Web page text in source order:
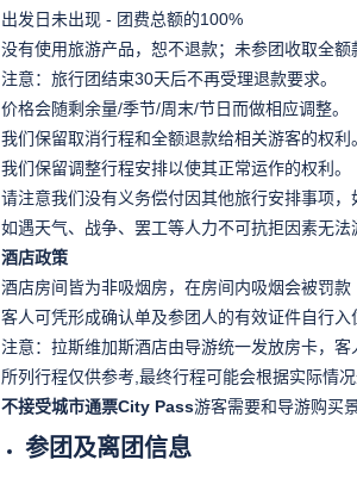
出发日未出现 - 团费总额的100%
没有使用旅游产品，恕不退款；未参团收取全额
注意：旅行团结束30天后不再受理退款要求。
价格会随剩余量/季节/周末/节日而做相应调整。
我们保留取消行程和全额退款给相关游客的权
我们保留调整行程安排以使其正常运作的权利。
请注意我们没有义务偿付因其他旅行安排事项
如遇天气、战争、罢工等人力不可抗拒因素无
酒店政策
酒店房间皆为非吸烟房，在房间内吸烟会被罚
客人可凭形成确认单及参团人的有效证件自行入
注意：拉斯维加斯酒店由导游统一发放房卡，
所列行程仅供参考,最终行程可能会根据实际情
不接受城市通票City Pass游客需要和导游购买
参团及离团信息